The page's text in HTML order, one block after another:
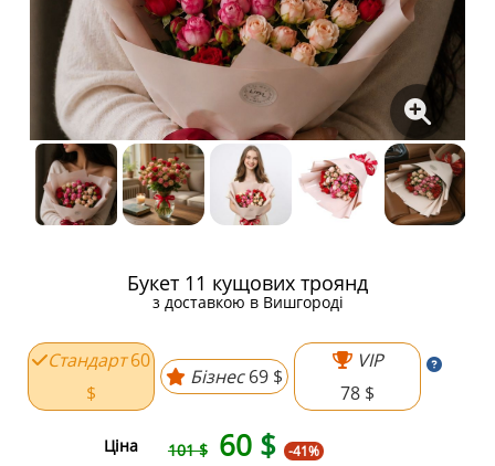
Букет 11 кущових троянд
з доставкою в Вишгороді
Стандарт 60
$
Бізнес 69 $
VIP
78 $
Ціна 101 $ 60 $ -41%